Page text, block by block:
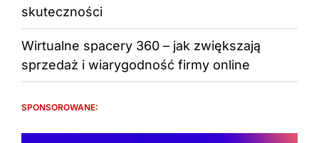
skuteczności
Wirtualne spacery 360 – jak zwiększają
sprzedaż i wiarygodność firmy online
SPONSOROWANE: